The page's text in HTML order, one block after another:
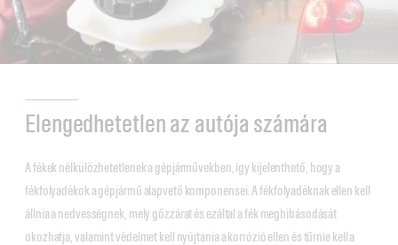
Elengedhetetlen az autója számára
A fékek nélkülözhetetlenek a gépjárművekben, így kijelenthető, hogy a
fékfolyadékok a gépjármű alapvető komponensei. A fékfolyadéknak ellen kell
állnia a nedvességnek, mely gőzzárat és ezáltal a fék meghibásodását
okozhatja, valamint védelmet kell nyújtania a korrózió ellen és tűrnie kell a